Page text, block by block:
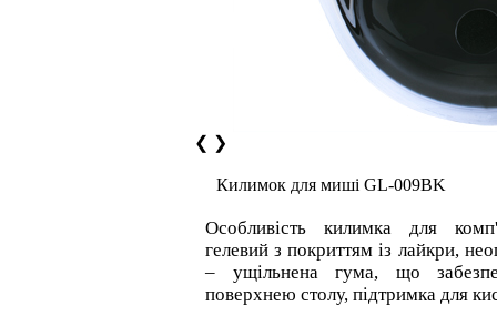
❮ ❯
Килимок для миші GL-009BK
Особливість килимка для
гелевий з покриттям із лайкри,
– ущільнена гума, що
поверхнею столу, підтримка для